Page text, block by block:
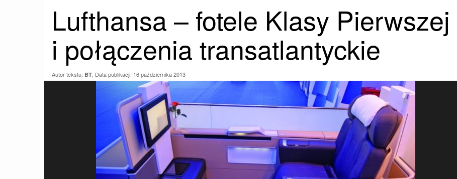
Lufthansa – fotele Klasy Pierwszej
i połączenia transatlantyckie
Autor tekstu: BT, Data publikacji: 16 października 2013